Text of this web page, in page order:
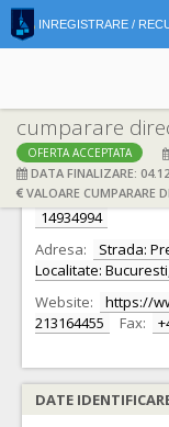
INREGISTRARE /
cumparare
OFERTA ACCEPTATA
DATA FINALIZARE:
VALOARE CUMPARARE
DATE
Ofertant: S.C.
14934994
Adresa:
Strada:
Localitate:
Website:
https://
213164455
Fax:
DATE